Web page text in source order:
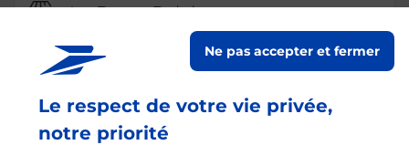
Le respect de votre vie privée,
notre priorité
Ne pas accepter et fermer
La Poste Relais
VALENCAY LE CAROLL
BURALISTE
Fermé- ouvre mardi à
07h30
25 PLACE DE LA HALLE